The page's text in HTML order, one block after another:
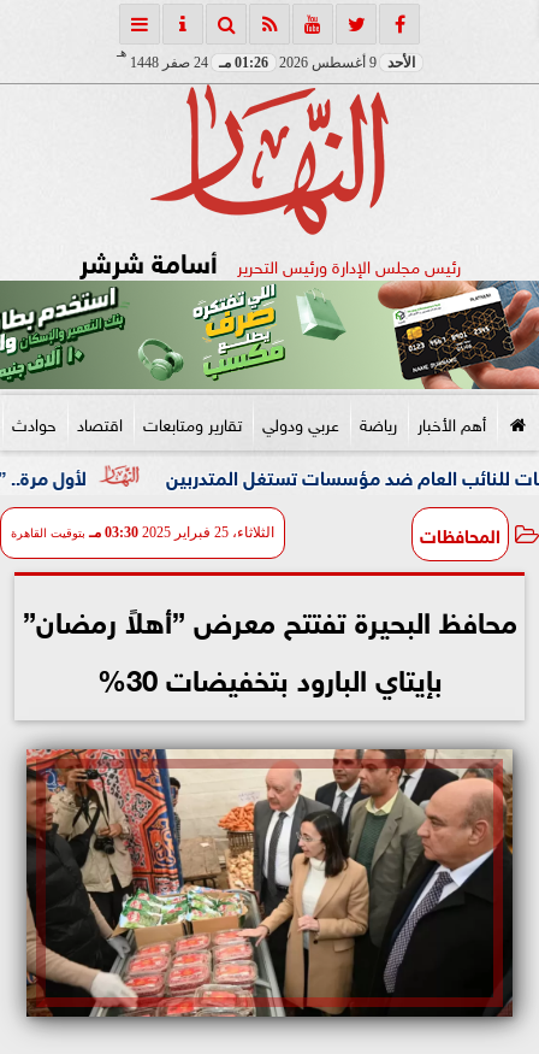
الأحد 01:26 مـ 24 صفر 1448
هـ
رئيس مجلس الإدارة ورئيس التحرير أسامة شرشر
أهم الأخبار رياضة عربي ودولي تقارير ومتابعات اقتصاد حوادث
لأول مرة.. ”الرقابة العام ضد مؤسسات تستغل المتدربين
المحافظات الثلاثاء، 25 فبراير 2025 03:30 مـ بتوقيت القاهرة
محافظ البحيرة تفتتح معرض ”أهلاً رمضان”
بإيتاي البارود بتخفيضات 30%